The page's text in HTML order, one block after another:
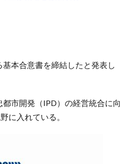
本合意書を締結したと発表し
都市開発（IPD）の経営統合に向
に入れている。